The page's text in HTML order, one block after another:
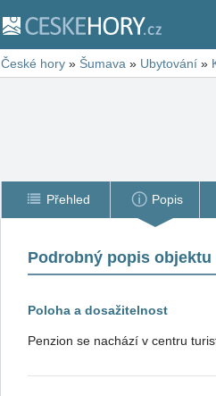
České hory » Šumava » Ubytování »
Přehled Popis
Podrobný popis objektu
Poloha a dosažitelnost
Penzion se nachází v centru